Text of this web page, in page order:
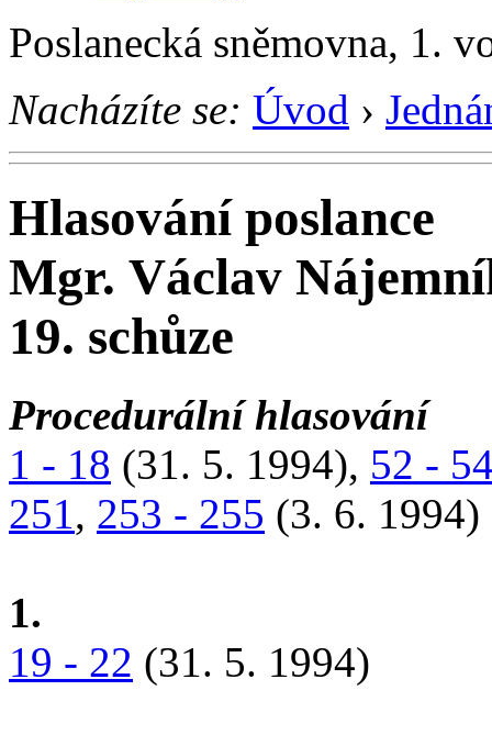
Poslanecká sněmovna, 1.
Nacházíte se: Úvod ›
Hlasování poslance
Mgr. Václav
19. schůze
Procedurální hlasování
1 - 18 (31. 5. 1994), 52 -
251, 253 - 255 (3. 6. 1994)
1.
19 - 22 (31. 5. 1994)